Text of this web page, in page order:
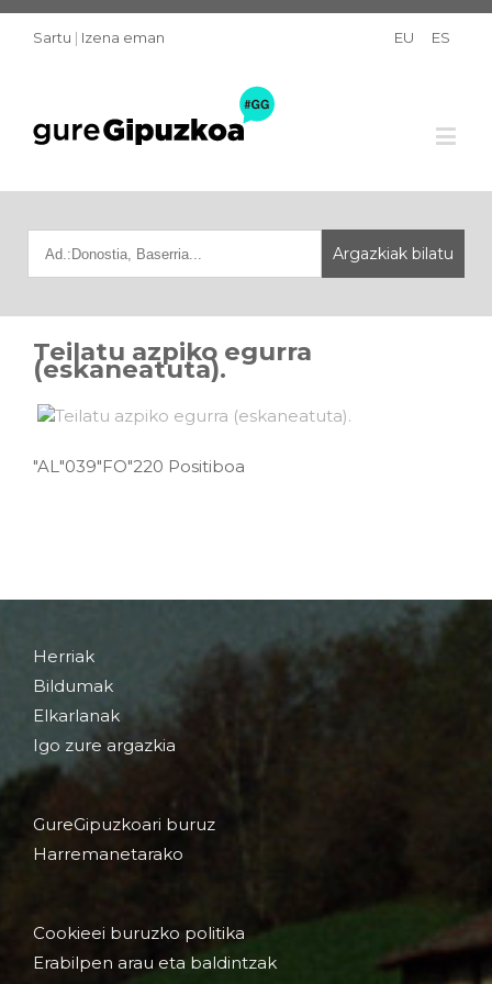
Sartu | Izena eman EU ES
Teilatu azpiko egurra
(eskaneatuta).
"AL"039"FO"220 Positiboa
Herriak
Bildumak
Elkarlanak
Igo zure argazkia
GureGipuzkoari buruz
Harremanetarako
Cookieei buruzko politika
Erabilpen arau eta baldintzak